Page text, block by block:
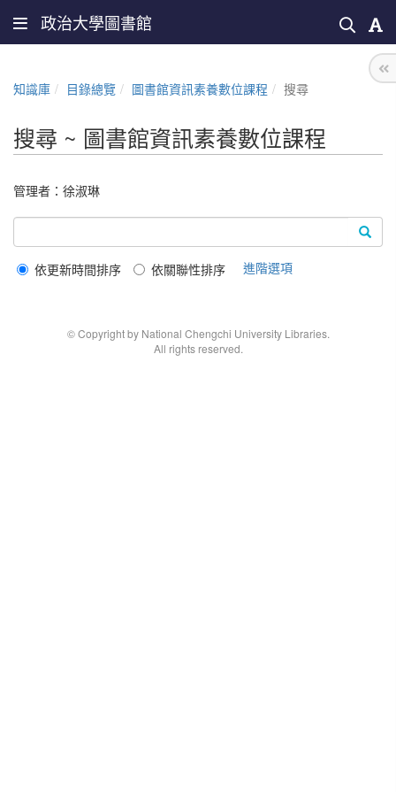
政治大學圖書館
知識庫 目錄總覽 圖書館資訊素養數位課程 搜尋
搜尋 ~ 圖書館資訊素養數位課程
管理者： 徐淑琳
依更新時間排序 依關聯性排序 進階選項
© Copyright by National Chengchi University Libraries.
All rights reserved.